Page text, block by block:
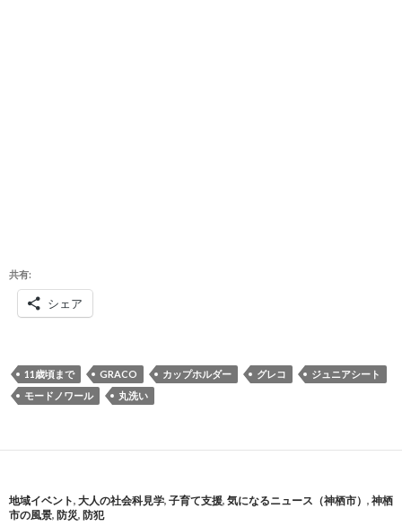
共有:
シェア
11歳頃まで GRACO カップホルダー グレコ
ジュニアシート
モードノワール
丸洗い
地域イベント, 大人の社会科見学, 子育て支援, 気になるニュース（神栖市） , 神栖
市の風景, 防災, 防犯